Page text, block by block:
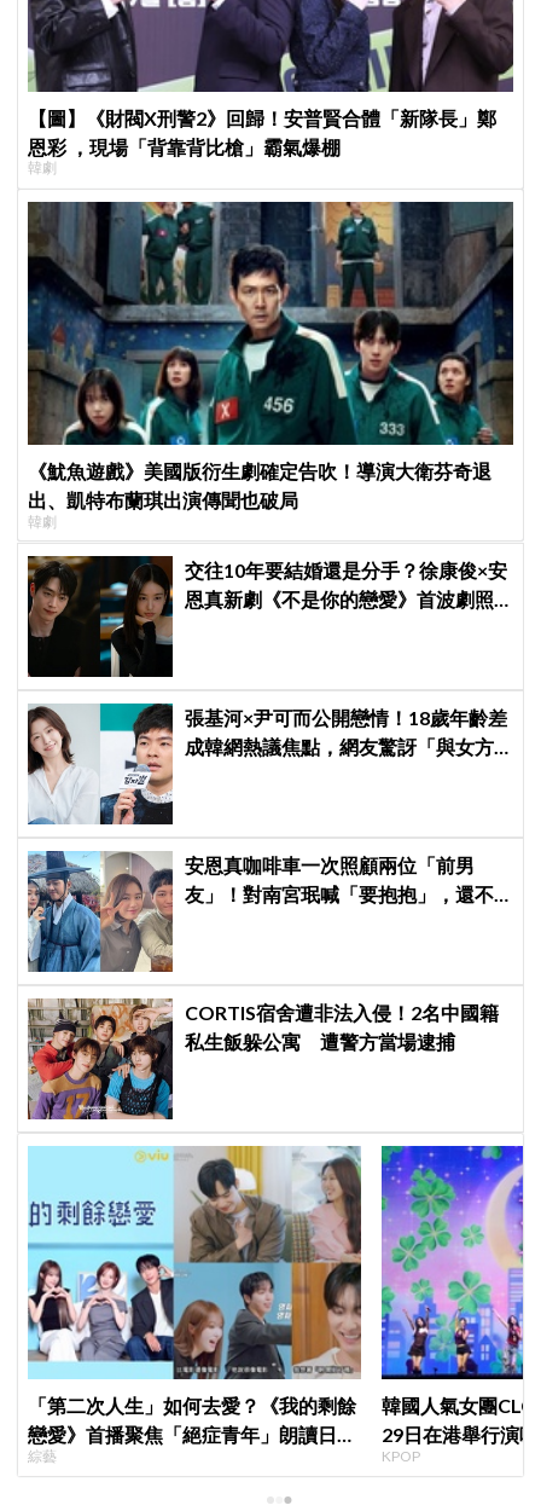
【圖】《財閥X刑警2》回歸！安普賢合體「新隊長」鄭
恩彩 ，現場「背靠背比槍」霸氣爆棚
韓劇
《魷魚遊戲》美國版衍生劇確定告吹！導演大衛芬奇退
出、凱特布蘭琪出演傳聞也破局
韓劇
交往10年要結婚還是分手？徐康俊×安
恩真新劇《不是你的戀愛》首波劇照
張基河×尹可而公開戀情！18歲年齡差
成韓網熱議焦點，網友驚訝「與女方
安恩真咖啡車一次照顧兩位「前男
友」！對南宮珉喊「要抱抱」，還不
CORTIS宿舍遭非法入侵！2名中國籍
私生飯躲公寓 遭警方當場逮捕
「第二次人生」如何去愛？《我的剩餘
戀愛》首播聚焦「絕症青年」朗讀日記
全場淚崩，初見面竟「撞見舊識」！
綜藝
韓國人氣女團CLC
29日在港舉行演
KPOP